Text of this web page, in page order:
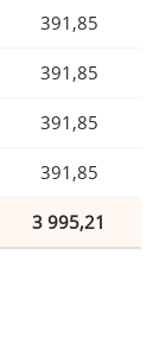
391,85
391,85
391,85
391,85
3 995,21